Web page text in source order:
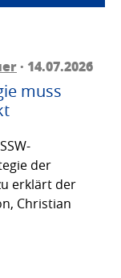
· 14.07.2026
muss
der
erklärt der
Christian